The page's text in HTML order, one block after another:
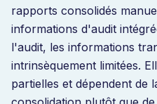
rapports consolidés
informations d'audit
l'audit, les informations
intrinsèquement limitées.
partielles et dépendent de